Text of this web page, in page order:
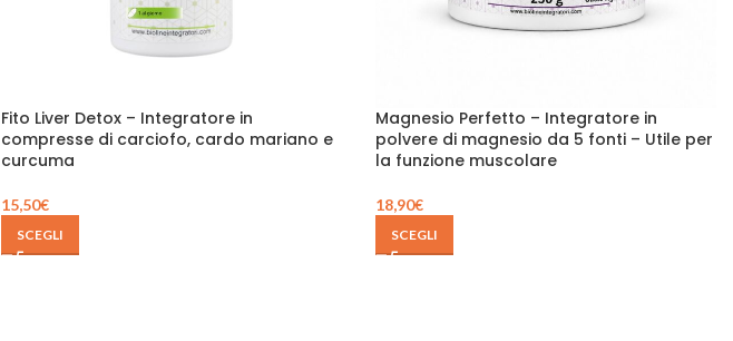
Fito Liver Detox – Integratore in
compresse di carciofo, cardo mariano e
curcuma
15,50€
SCEGLI
Magnesio Perfetto – Integratore in
polvere di magnesio da 5 fonti – Utile per
la funzione muscolare
18,90€
SCEGLI